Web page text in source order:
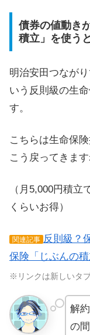
債券の値動き
積立」を使う
明治安田つながり
いう反則級の生
す。
こちらは生命保
こう戻ってきます
（月5,000円積立
くらいお得）
関連記事 反則級？
保険「じぶんの
※リンクは新しいタ
解
の